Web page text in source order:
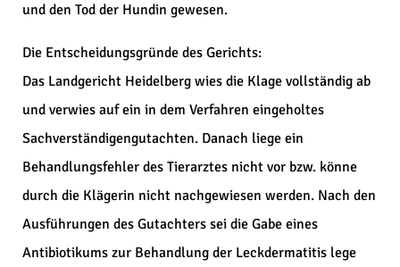
und den Tod der Hundin gewesen.
Die Entscheidungsgründe des Gerichts:
Das Landgericht Heidelberg wies die Klage vollständig ab
und verwies auf ein in dem Verfahren eingeholtes
Sachverständigengutachten. Danach liege ein
Behandlungsfehler des Tierarztes nicht vor bzw. könne
durch die Klägerin nicht nachgewiesen werden. Nach den
Ausführungen des Gutachters sei die Gabe eines
Antibiotikums zur Behandlung der Leckdermatitis lege